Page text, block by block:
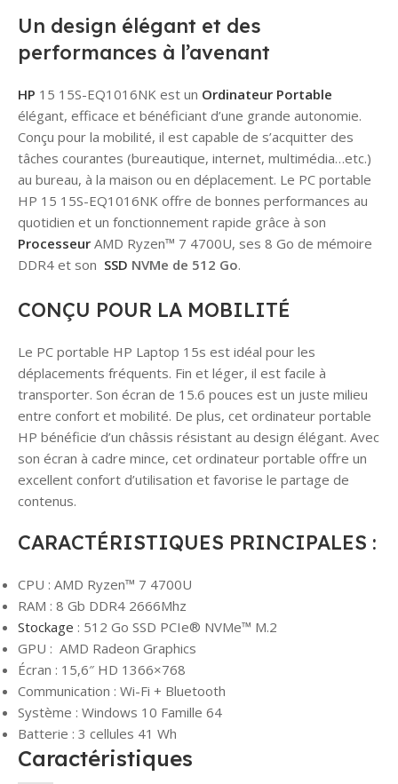
Un design élégant et des
performances à l’avenant
HP 15 15S-EQ1016NK est un Ordinateur Portable
élégant, efficace et bénéficiant d’une grande autonomie.
Conçu pour la mobilité, il est capable de s’acquitter des
tâches courantes (bureautique, internet, multimédia…etc.)
au bureau, à la maison ou en déplacement. Le PC portable
HP 15 15S-EQ1016NK offre de bonnes performances au
quotidien et un fonctionnement rapide grâce à son
Processeur AMD Ryzen™ 7 4700U, ses 8 Go de mémoire
DDR4 et son SSD NVMe de 512 Go.
CONÇU POUR LA MOBILITÉ
Le PC portable HP Laptop 15s est idéal pour les
déplacements fréquents. Fin et léger, il est facile à
transporter. Son écran de 15.6 pouces est un juste milieu
entre confort et mobilité. De plus, cet ordinateur portable
HP bénéficie d’un châssis résistant au design élégant. Avec
son écran à cadre mince, cet ordinateur portable offre un
excellent confort d’utilisation et favorise le partage de
contenus.
CARACTÉRISTIQUES PRINCIPALES :
CPU : AMD Ryzen™ 7 4700U
RAM : 8 Gb DDR4 2666Mhz
Stockage : 512 Go SSD PCIe® NVMe™ M.2
GPU : AMD Radeon Graphics
Écran : 15,6″ HD 1366×768
Communication : Wi-Fi + Bluetooth
Système : Windows 10 Famille 64
Batterie : 3 cellules 41 Wh
Caractéristiques